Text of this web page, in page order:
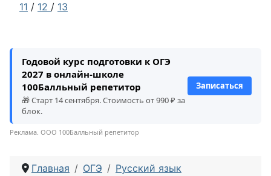
11 / 12 / 13
Годовой курс подготовки к ОГЭ
2027 в онлайн-школе
100Балльный репетитор
🎁 Старт 14 сентября. Стоимость от 990 ₽ за
блок.
Записаться
Реклама. ООО 100Балльный репетитор
Главная ОГЭ Русский язык